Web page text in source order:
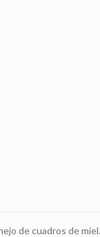
de cuadros de